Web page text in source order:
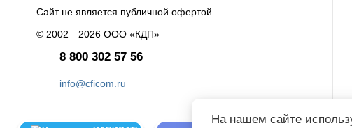
Сайт не является публичной офертой
© 2002—2026 ООО «КДП»
8 800 302 57 56
info@cficom.ru
На нашем сайте